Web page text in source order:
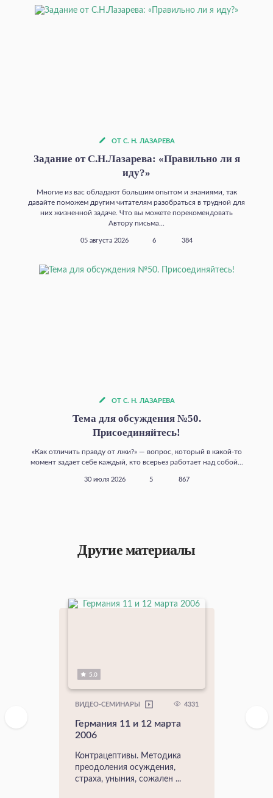
ОТ С. Н. ЛАЗАРЕВА
Задание от С.Н.Лазарева: «Правильно ли я
иду?»
Многие из вас обладают большим опытом и знаниями, так
давайте поможем другим читателям разобраться в трудной для
них жизненной задаче. Что вы можете порекомендовать
Автору письма...
05 августа 2026 6 384
ОТ С. Н. ЛАЗАРЕВА
Тема для обсуждения №50.
Присоединяйтесь!
«Как отличить правду от лжи?» — вопрос, который в какой‑то
момент задает себе каждый, кто всерьез работает над собой...
30 июля 2026 5 867
Другие материалы
5.0
ВИДЕО-СЕМИНАРЫ 4331
Германия 11 и 12 марта
2006
Контрацептивы. Методика
преодоления осуждения,
страха, уныния, сожален ...